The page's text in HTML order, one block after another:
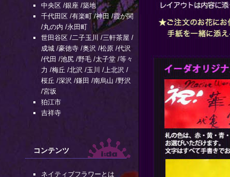
中央区 /銀座 /築地
千代田区 /有楽町/神田 /霞が関
/丸の内 /永田町
世田谷区 /二子玉川 /三軒茶屋 /
成城 /豪徳寺 /奥沢 /松原 /代沢
/代田 /池尻 /野毛 /太子堂 /等々
力 /梅丘 /北沢 /玉川 /上北沢 /
桜丘 /深沢 /鎌田 /南烏山 /野沢
/宮坂
狛江市
吉祥寺
コンテンツ
ネイティブフラワーとは